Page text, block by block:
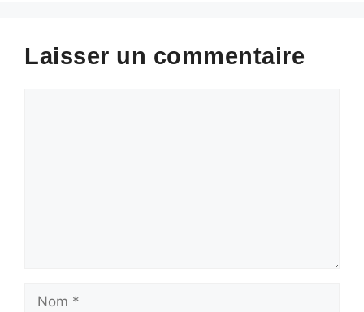
Laisser un commentaire
Nom